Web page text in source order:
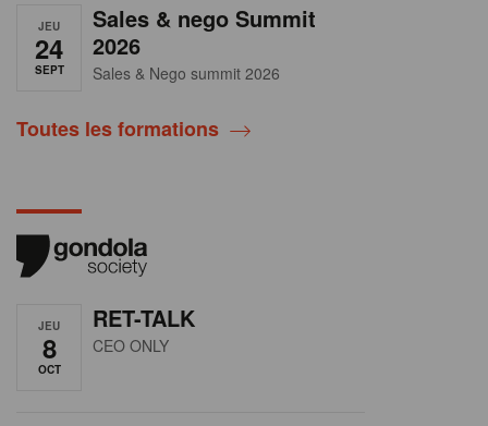
JEU
24
SEPT
Sales & nego Summit
2026
Sales & Nego summit 2026
Toutes les formations
JEU
8
OCT
RET-TALK
CEO ONLY